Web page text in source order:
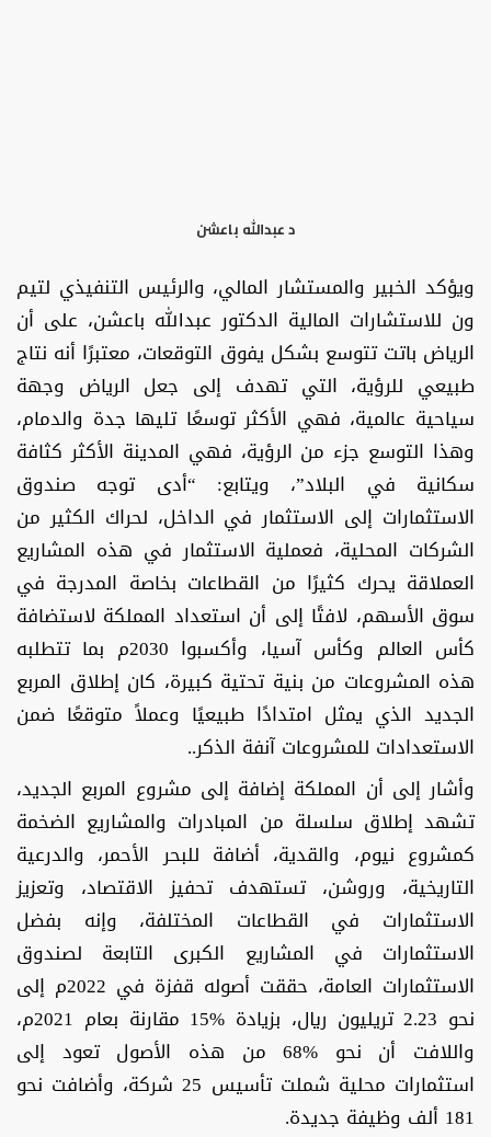
د عبدالله باعشن
ويؤكد الخبير والمستشار المالي، والرئيس التنفيذي لتيم
ون للاستشارات المالية الدكتور عبدالله باعشن، على أن
الرياض باتت تتوسع بشكل يفوق التوقعات، معتبرًا أنه نتاج
طبيعي للرؤية، التي تهدف إلى جعل الرياض وجهة
سياحية عالمية، فهي الأكثر توسعًا تليها جدة والدمام،
وهذا التوسع جزء من الرؤية، فهي المدينة الأكثر كثافة
سكانية في البلاد”، ويتابع: “أدى توجه صندوق
الاستثمارات إلى الاستثمار في الداخل، لحراك الكثير من
الشركات المحلية، فعملية الاستثمار في هذه المشاريع
العملاقة يحرك كثيرًا من القطاعات بخاصة المدرجة في
سوق الأسهم، لافتًا إلى أن استعداد المملكة لاستضافة
كأس العالم وكأس آسيا، وأكسبوا 2030م بما تتطلبه
هذه المشروعات من بنية تحتية كبيرة، كان إطلاق المربع
الجديد الذي يمثل امتدادًا طبيعيًا وعملاً متوقعًا ضمن
الاستعدادات للمشروعات آنفة الذكر..
وأشار إلى أن المملكة إضافة إلى مشروع المربع الجديد،
تشهد إطلاق سلسلة من المبادرات والمشاريع الضخمة
كمشروع نيوم، والقدية، أضافة للبحر الأحمر، والدرعية
التاريخية، وروشن، تستهدف تحفيز الاقتصاد، وتعزيز
الاستثمارات في القطاعات المختلفة، وإنه بفضل
الاستثمارات في المشاريع الكبرى التابعة لصندوق
الاستثمارات العامة، حققت أصوله قفزة في 2022م إلى
نحو 2.23 تريليون ريال، بزيادة %15 مقارنة بعام 2021م،
واللافت أن نحو %68 من هذه الأصول تعود إلى
استثمارات محلية شملت تأسيس 25 شركة، وأضافت نحو
181 ألف وظيفة جديدة.